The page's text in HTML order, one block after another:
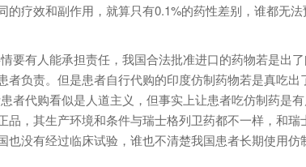
的疗效和副作用，就算只有0.1%的药性差别，谁都无
有人能承担责任，我国合法批准进口的药物若是出
者负责。但是患者自行代购的印度仿制药物若是真吃出
者代购看似是人道主义，但事实上让患者吃仿制药是有
品，其生产环境和条件与瑞士格列卫药都不一样，和瑞
也没有经过临床试验，谁也不清楚我国患者长期使用仿